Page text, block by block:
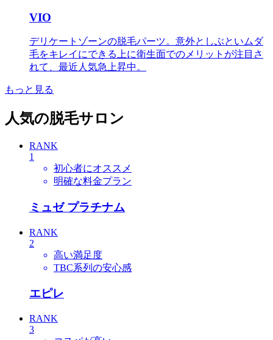
VIO
デリケートゾーンの脱毛パーツ。意外としぶといムダ
毛をキレイにできる上に衛生面でのメリットが注目さ
れて、最近人気急上昇中。
もっと見る
人気の脱毛サロン
RANK
1
初心者にオススメ
明確な料金プラン
ミュゼ プラチナム
RANK
2
高い満足度
TBC系列の安心感
エピレ
RANK
3